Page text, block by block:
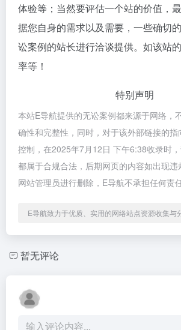
体验等；当然要评估一个站的价值，
据您自身的需求以及需要，一些确切
讼案例的站长进行洽谈提供。如该站
率等！
特别声明
本站E导航提供的无讼案例都来源于网络，
确性和完整性，同时，对于该外部链接的
控制，在2025年7月12日 下午6:38收录时，
都属于合规合法，后期网页的内容如出现
网站管理员进行删除，E导航不承担任何责任
E导航致力于优质、实用的网络站点资源收集与
暂无评论